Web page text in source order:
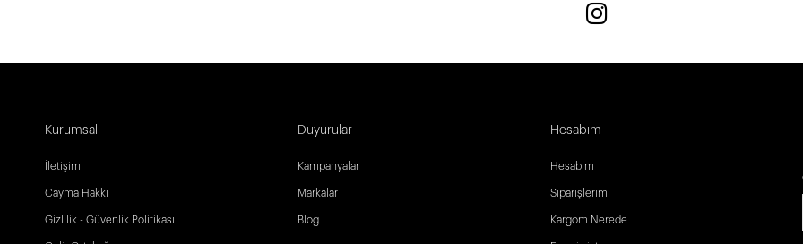
Kurumsal
İletişim
Cayma Hakkı
Gizlilik - Güvenlik Politikası
Duyurular
Kampanyalar
Markalar
Blog
Hesabım
Hesabım
Siparişlerim
Kargom Nerede